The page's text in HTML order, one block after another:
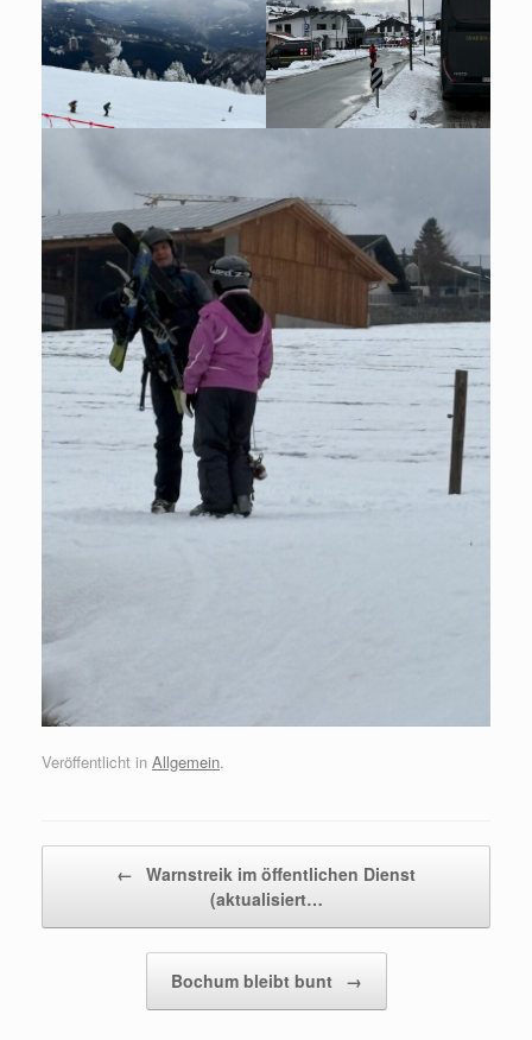
Veröffentlicht in Allgemein.
← Warnstreik im öffentlichen Dienst
(aktualisiert…
Bochum bleibt bunt →